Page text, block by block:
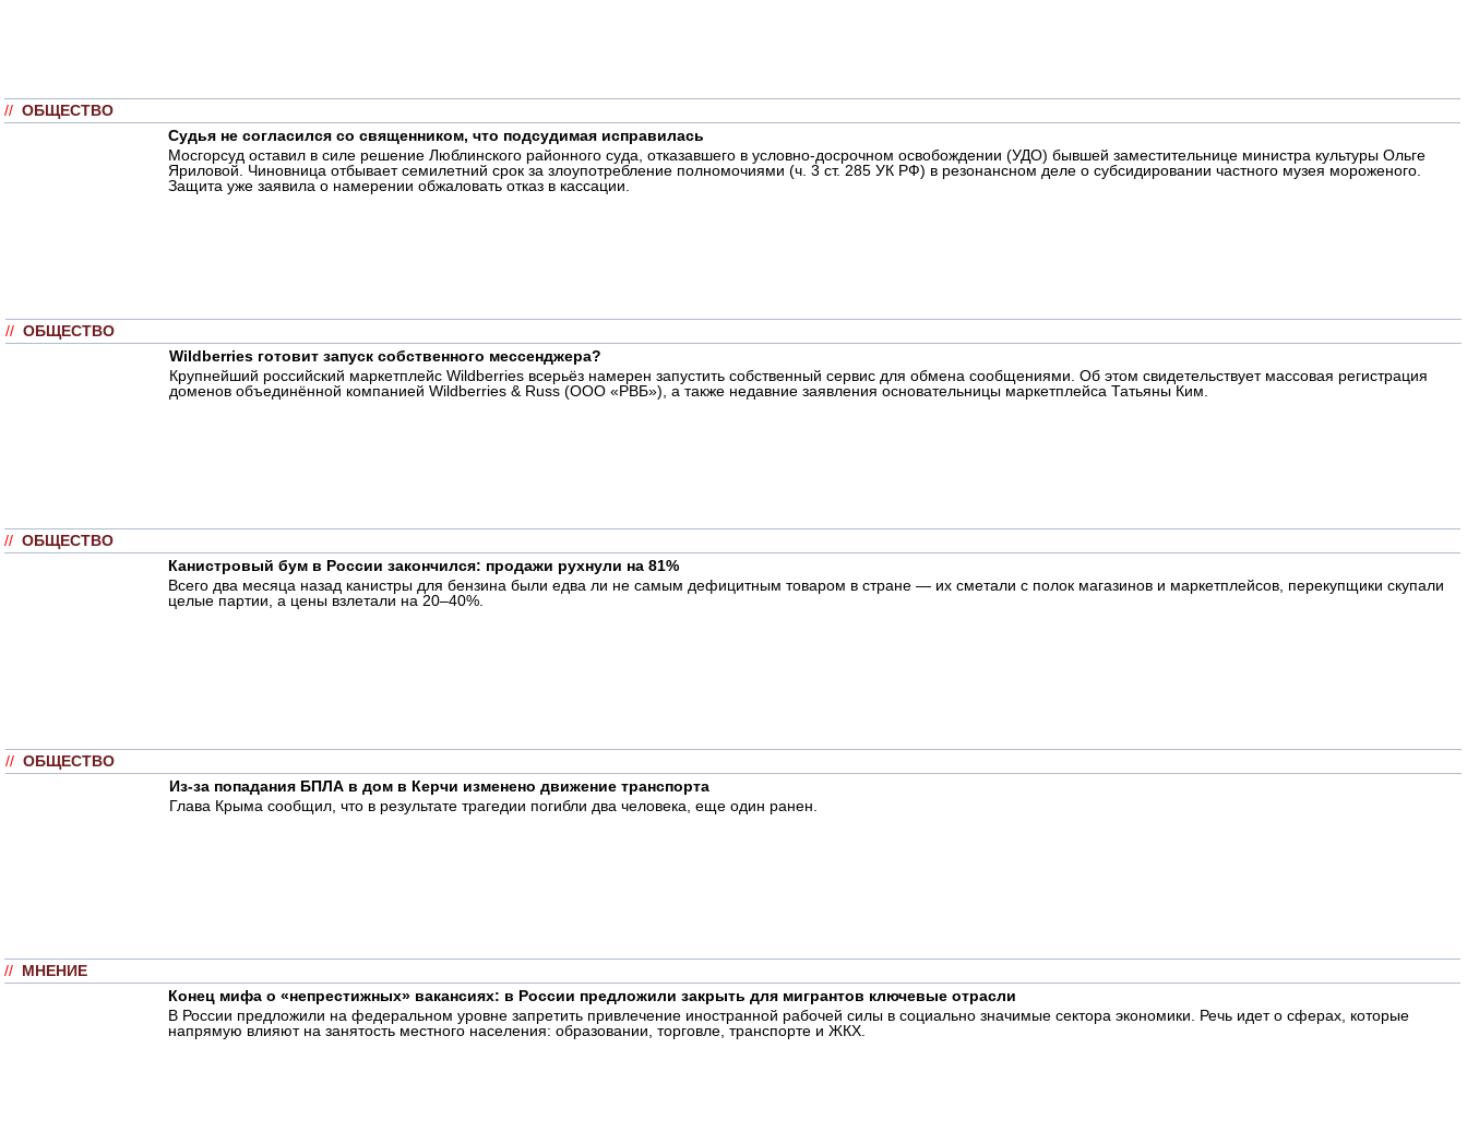
// ОБЩЕСТВО
Судья не согласился со священником, что подсудимая исправилась
Мосгорсуд оставил в силе решение Люблинского районного суда, отказавшего в условно-досрочном освобождении (УДО) бывшей заместительнице министра культуры Ольге
Яриловой. Чиновница отбывает семилетний срок за злоупотребление полномочиями (ч. 3 ст. 285 УК РФ) в резонансном деле о субсидировании частного музея мороженого.
Защита уже заявила о намерении обжаловать отказ в кассации.
// ОБЩЕСТВО
Wildberries готовит запуск собственного мессенджера?
Крупнейший российский маркетплейс Wildberries всерьёз намерен запустить собственный сервис для обмена сообщениями. Об этом свидетельствует массовая регистрация
доменов объединённой компанией Wildberries & Russ (ООО «РВБ»), а также недавние заявления основательницы маркетплейса Татьяны Ким.
// ОБЩЕСТВО
Канистровый бум в России закончился: продажи рухнули на 81%
Всего два месяца назад канистры для бензина были едва ли не самым дефицитным товаром в стране — их сметали с полок магазинов и маркетплейсов, перекупщики скупали
целые партии, а цены взлетали на 20–40%.
// ОБЩЕСТВО
Из-за попадания БПЛА в дом в Керчи изменено движение транспорта
Глава Крыма сообщил, что в результате трагедии погибли два человека, еще один ранен.
// МНЕНИЕ
Конец мифа о «непрестижных» вакансиях: в России предложили закрыть для мигрантов ключевые отрасли
В России предложили на федеральном уровне запретить привлечение иностранной рабочей силы в социально значимые сектора экономики. Речь идет о сферах, которые
напрямую влияют на занятость местного населения: образовании, торговле, транспорте и ЖКХ.